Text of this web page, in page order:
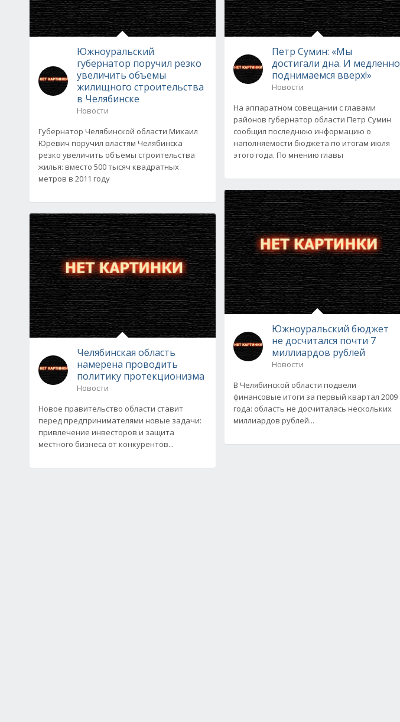
Южноуральский
губернатор поручил резко
увеличить объемы
жилищного строительства
в Челябинске
Новости
Губернатор Челябинской области Михаил
Юревич поручил властям Челябинска
резко увеличить объемы строительства
жилья: вместо 500 тысяч квадратных
метров в 2011 году
Челябинская область
намерена проводить
политику протекционизма
Новости
Новое правительство области ставит
перед предпринимателями новые задачи:
привлечение инвесторов и защита
местного бизнеса от конкурентов...
Петр Сумин: «Мы
достигали дна. И медленно
поднимаемся вверх!»
Новости
На аппаратном совещании с главами
районов губернатор области Петр Сумин
сообщил последнюю информацию о
наполняемости бюджета по итогам июля
этого года. По мнению главы
Южноуральский бюджет
не досчитался почти 7
миллиардов рублей
Новости
В Челябинской области подвели
финансовые итоги за первый квартал 2009
года: область не досчиталась нескольких
миллиардов рублей...